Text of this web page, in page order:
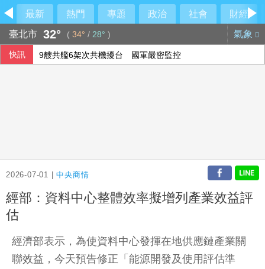
最新 熱門 專題 政治 社會
財經
臺北市 32° ( 34° / 28° ) 氣象
快訊 9艘共艦6架次共機擾台 國軍嚴密監控
2026-07-01 |中央商情
經部：資料中心整體效率擬增列產業效益評
估
經濟部表示，為使資料中心發揮在地供應鏈產業關
聯效益，今天預告修正「能源開發及使用評估準